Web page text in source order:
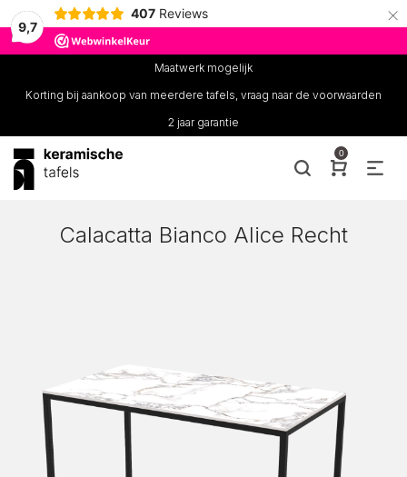
9,7
407 Reviews ×
Maatwerk mogelijk
Korting bij aankoop van meerdere tafels, vraag naar de voorwaarden
2 jaar garantie
0
Calacatta Bianco Alice Recht